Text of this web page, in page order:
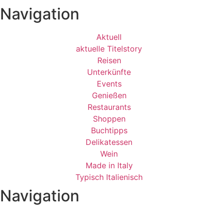
Navigation
Aktuell
aktuelle Titelstory
Reisen
Unterkünfte
Events
Genießen
Restaurants
Shoppen
Buchtipps
Delikatessen
Wein
Made in Italy
Typisch Italienisch
Navigation